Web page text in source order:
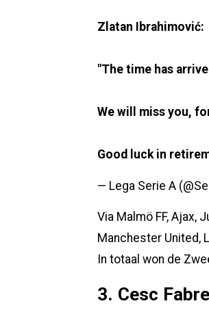
Zlatan Ibrahimović:
"The time has
We will miss you,
Good luck in
— Lega Serie A
Via Malmö FF, Ajax,
Manchester United,
In totaal won de
3. Cesc